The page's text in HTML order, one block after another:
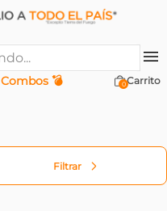
Combos 💣 0
Filtrar